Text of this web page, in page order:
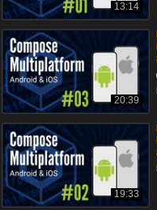
13:14
20:39
19:33